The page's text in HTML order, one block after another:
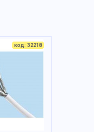
код: 32218